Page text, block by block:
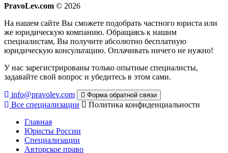
PravoLev.com © 2026
На нашем сайте Вы сможете подобрать частного юриста или
же юридическую компанию. Обращаясь к нашим
специалистам, Вы получите абсолютно бесплатную
юридическую консультацию. Оплачивать ничего не нужно!
У нас зарегистрированы только опытные специалисты,
задавайте свой вопрос и убедитесь в этом сами.
info@pravolev.com Форма обратной связи
Все специализации
Политика конфиденциальности
Главная
Юристы России
Специализации
Авторское право